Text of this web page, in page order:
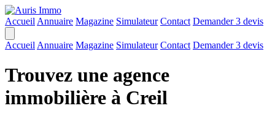
Accueil Annuaire Magazine Simulateur Contact Demander 3 devis
Accueil Annuaire Magazine Simulateur Contact Demander 3 devis
Trouvez une agence
immobilière à Creil